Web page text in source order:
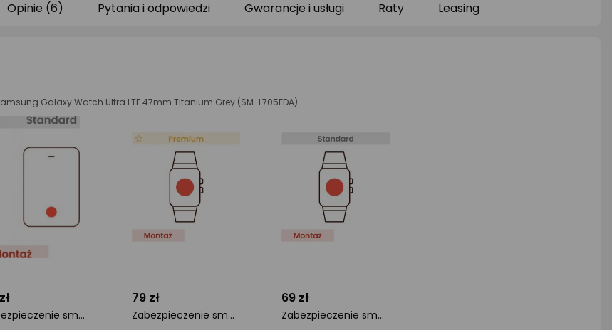
Opinie (6) Pytania i odpowiedzi Gwarancje i usługi Raty Leasing
Galaxy Watch Ultra LTE 47mm Titanium Grey (SM-L705FDA)
Zabezpieczenie smartwatch folią Anti-Shock
79 zł
Zabezpieczenie smartwatch matową folią odporną Pure Matt Pro
69 zł
Zabezpieczenie smartwatcha folią HD (Anti-Scratch)